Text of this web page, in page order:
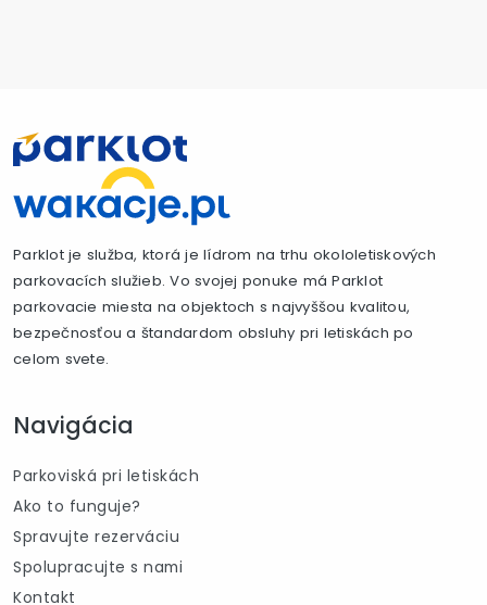
Parklot je služba, ktorá je lídrom na trhu okololetiskových
parkovacích služieb. Vo svojej ponuke má Parklot
parkovacie miesta na objektoch s najvyššou kvalitou,
bezpečnosťou a štandardom obsluhy pri letiskách po
celom svete.
Navigácia
Parkoviská pri letiskách
Ako to funguje?
Spravujte rezerváciu
Spolupracujte s nami
Kontakt